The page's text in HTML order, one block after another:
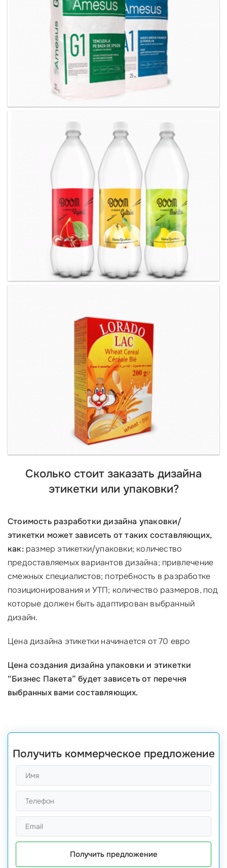
Сколько стоит заказать дизайна
этикетки или упаковки?
Стоимость разработки дизайна упаковки/
этикетки может зависеть от таких составляющих,
как:размер этикетки/упаковки; количество
предоставляемых вариантов дизайна; привлечение
смежных специалистов; потребность в разработке
позиционирования и УТП; количество размеров, под
которые должен быть адаптирован выбранный
дизайн.
Цена дизайна этикетки начинается от 70 евро
Цена создания дизайна упаковки и этикетки
“Бизнес Пакета” будет зависеть от перечня
выбранных вами составляющих.
Получить коммерческое предложение
Получить предложение